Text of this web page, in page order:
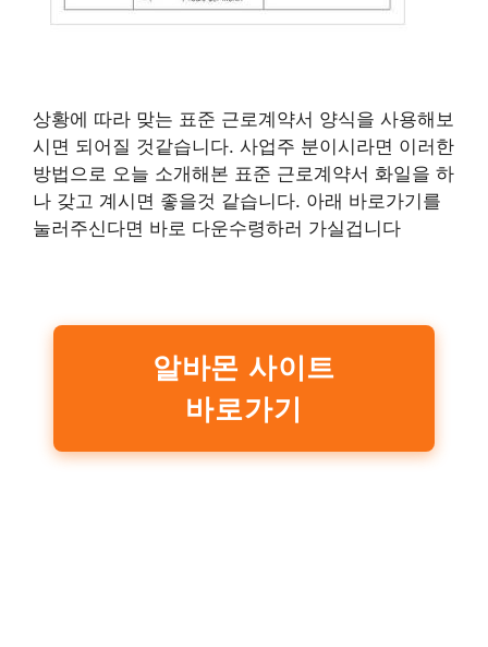
상황에 따라 맞는 표준 근로계약서 양식을 사용해보
시면 되어질 것같습니다. 사업주 분이시라면 이러한
방법으로 오늘 소개해본 표준 근로계약서 화일을 하
나 갖고 계시면 좋을것 같습니다. 아래 바로가기를
눌러주신다면 바로 다운수령하러 가실겁니다
알바몬 사이트
바로가기